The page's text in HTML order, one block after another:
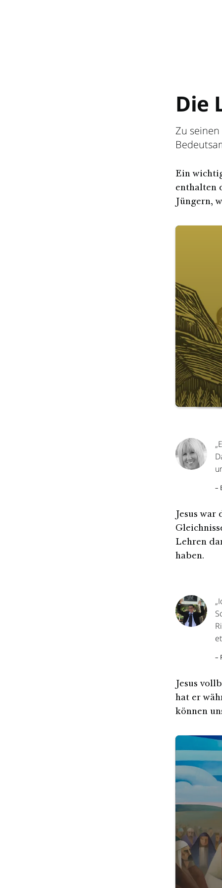
Die
Zu
Ein
enthalten
Jüngern,
–
Jesus
Lehren
haben.
–
Jesus
hat er
können